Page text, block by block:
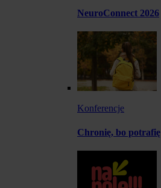
NeuroConnect 2026
Konferencje
Chronię, bo potrafię